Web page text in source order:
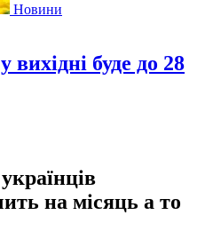
Новини
буде до 28
на місяць а то